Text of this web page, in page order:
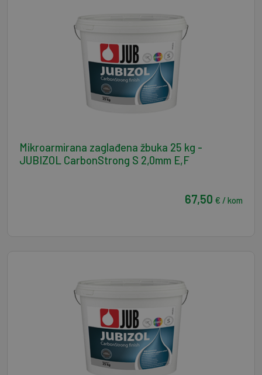
Mikroarmirana zaglađena žbuka 25 kg -
JUBIZOL CarbonStrong S 2,0mm E,F
67,50 € / kom